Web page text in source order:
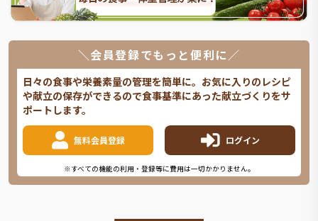
＼会員登録でもっと便利に／
日々の食事や栄養素量の管理を簡単に。お気に入りのレシピ
や献立の保存ができるので食事基準にあった献立づくりをサ
ポートします。
無料会員登録 ログイン
※すべての機能の利用・登録等に費用は一切かかりません。